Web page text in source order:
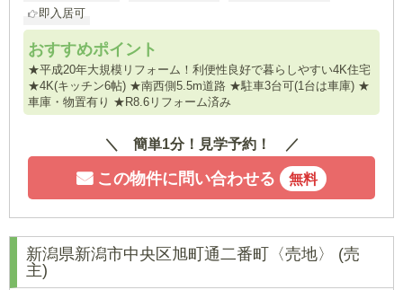
即入居可
おすすめポイント
★平成20年大規模リフォーム！利便性良好で暮らしやすい4K住宅
★4K(キッチン6帖) ★南西側5.5m道路 ★駐車3台可(1台は車庫) ★
車庫・物置有り ★R8.6リフォーム済み
簡単1分！見学予約！
この物件に問い合わせる 無料
新潟県新潟市中央区旭町通二番町〈売地〉 (売
主)